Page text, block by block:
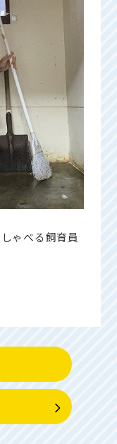
ゃべる飼育員